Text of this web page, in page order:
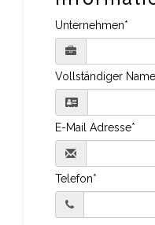
Unternehmen*
Vollständiger
E-Mail Adresse*
Telefon*